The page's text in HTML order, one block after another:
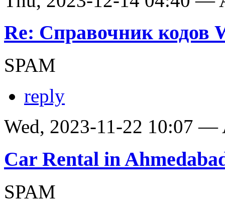
Re: Справочник кодов
SPAM
reply
Wed, 2023-11-22 10:07 —
Car Rental in
SPAM